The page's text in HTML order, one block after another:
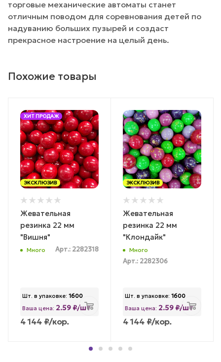
торговые механические автоматы станет
отличным поводом для соревнования детей по
надуванию больших пузырей и создаст
прекрасное настроение на целый день.
Похожие товары
ХИТ ПРОДАЖ
ЭКСКЛЮЗИВ
Жевательная
резинка 22 мм
"Вишня"
Много Арт.: 2282318
Шт. в упаковке: 1600
Ваша цена: 2.59 ₽/шт
4 144 ₽/кор.
ЭКСКЛЮЗИВ
Жевательная
резинка 22 мм
"Клондайк"
Много
Арт.: 2282306
Шт. в упаковке: 1600
Ваша цена: 2.59 ₽/шт
4 144 ₽/кор.